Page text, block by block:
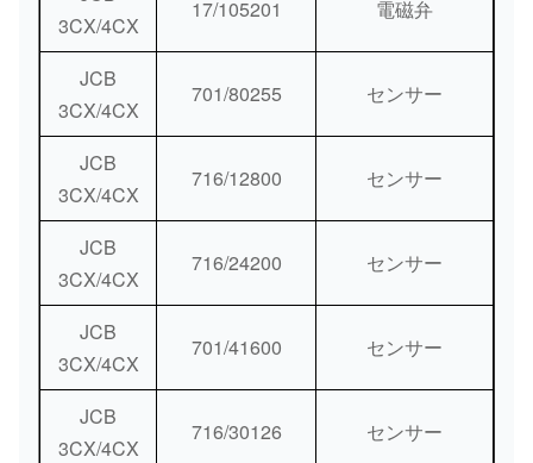
3CX/4CX
17/105201 電磁弁
JCB
3CX/4CX
701/80255 センサー
JCB
3CX/4CX
716/12800 センサー
JCB
3CX/4CX
716/24200 センサー
JCB
3CX/4CX
701/41600 センサー
JCB
3CX/4CX
716/30126 センサー